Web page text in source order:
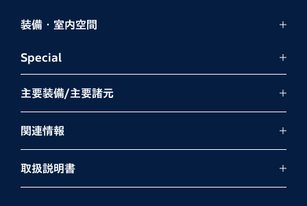
装備・室内空間
Special
主要装備/主要諸元
関連情報
取扱説明書